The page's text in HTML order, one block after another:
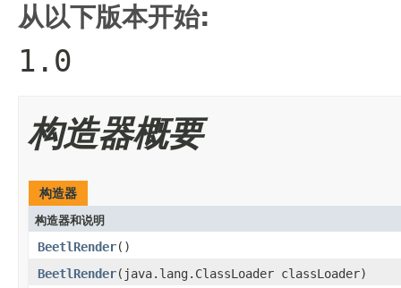
从以下版本开始:
1.0
构造器概要
构造器
构造器和说明
BeetlRender()
BeetlRender(java.lang.ClassLoader classLoader)